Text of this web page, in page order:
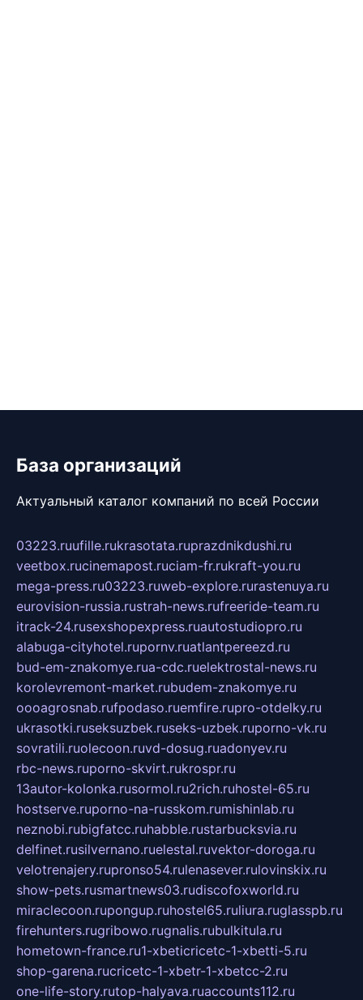
База организаций
Актуальный каталог компаний по всей России
03223.ruufille.rukrasotata.ruprazdnikdushi.ru
veetbox.rucinemapost.ruciam-fr.rukraft-you.ru
mega-press.ru03223.ruweb-explore.rurastenuya.ru
eurovision-russia.rustrah-news.rufreeride-team.ru
itrack-24.rusexshopexpress.ruautostudiopro.ru
alabuga-cityhotel.rupornv.ruatlantpereezd.ru
bud-em-znakomye.rua-cdc.ruelektrostal-news.ru
korolevremont-market.rubudem-znakomye.ru
oooagrosnab.rufpodaso.ruemfire.rupro-otdelky.ru
ukrasotki.ruseksuzbek.ruseks-uzbek.ruporno-vk.ru
sovratili.ruolecoon.ruvd-dosug.ruadonyev.ru
rbc-news.ruporno-skvirt.rukrospr.ru
13autor-kolonka.rusormol.ru2rich.ruhostel-65.ru
hostserve.ruporno-na-russkom.rumishinlab.ru
neznobi.rubigfatcc.ruhabble.rustarbucksvia.ru
delfinet.rusilvernano.ruelestal.ruvektor-doroga.ru
velotrenajery.rupronso54.rulenasever.rulovinskix.ru
show-pets.rusmartnews03.rudiscofoxworld.ru
miraclecoon.rupongup.ruhostel65.ruliura.ruglasspb.ru
firehunters.rugribowo.rugnalis.rubulkitula.ru
hometown-france.ru1-xbeticricetc-1-xbetti-5.ru
shop-garena.rucricetc-1-xbetr-1-xbetcc-2.ru
one-life-story.rutop-halyava.ruaccounts112.ru